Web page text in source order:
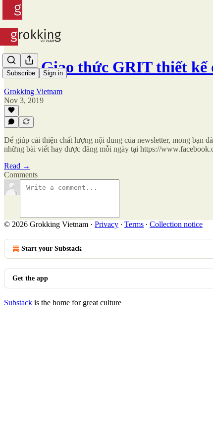
Subscribe Sign in
#94 - Giao thức GRIT thiết
Grokking Vietnam
Nov 3, 2019
Để giúp cải thiện chất lượng nội dung của newsletter, mong bạn
những bài viết hay được đăng mỗi ngày tại https://
Read →
Comments
© 2026 Grokking Vietnam · Privacy ∙ Terms ∙ Collection notice
Start your Substack
Get the app
Substack is the home for great culture